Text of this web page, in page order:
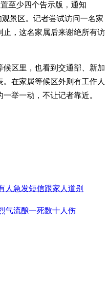
至少四个告示版，通知
景区。记者尝试访问一名家
止，这名家属后来谢绝所有访
区里，也看到交通部、新加
在家属等候区外则有工作人
举一动，不让记者靠近。
人急发短信跟家人道别
气流酿一死数十人伤